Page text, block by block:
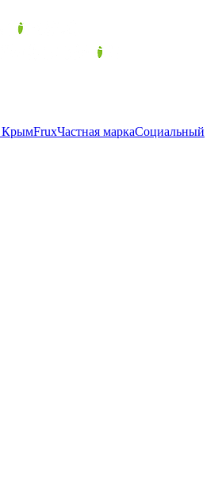
FruxЧастная маркаСоциальный